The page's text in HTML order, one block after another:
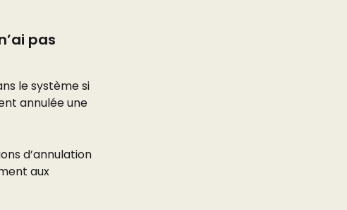
pas
le système si
annulée une
d’annulation
aux